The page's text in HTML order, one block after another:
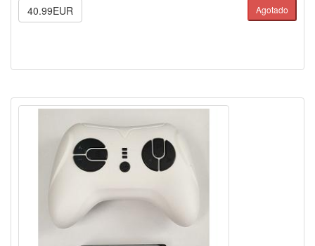
40.99EUR
Agotado